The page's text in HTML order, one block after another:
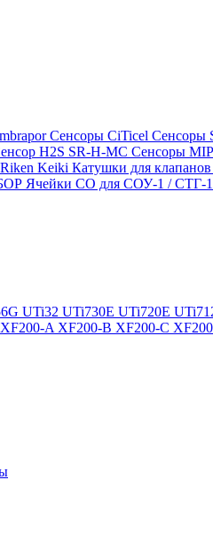
Сенсоры CiTicel Сенсоры
H2S SR-H-MC Сенсоры
Keiki Катушки для
Ячейки CO для СОУ-1 / СТГ-1
UTi32 UTi730E UTi720E
XF200-A XF200-B XF200-C